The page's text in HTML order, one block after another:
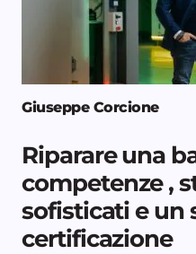
Giuseppe Corcione
Riparare una
competenze ,
sofisticati e un
certificazione